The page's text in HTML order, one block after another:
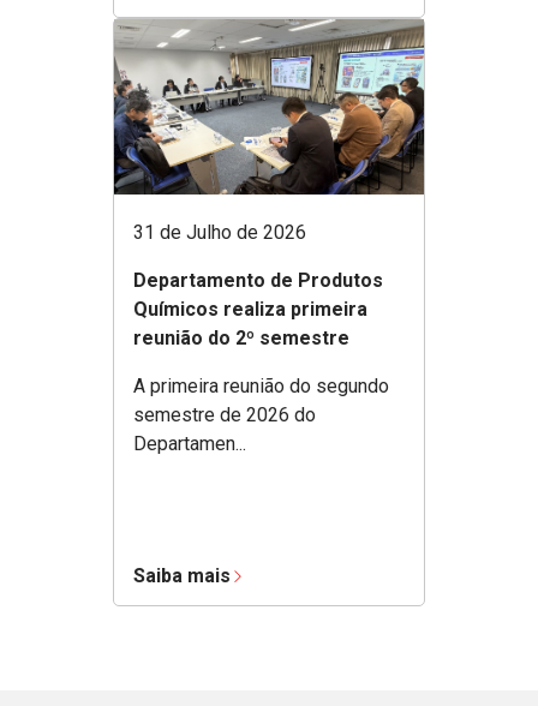
31 de Julho de 2026
Departamento de Produtos
Químicos realiza primeira
reunião do 2º semestre
A primeira reunião do segundo
semestre de 2026 do
Departamen...
Saiba mais